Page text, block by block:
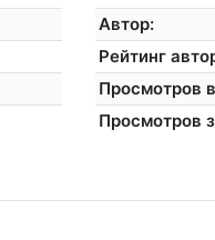
Автор:
Рейтинг
Просмотров
Просмотров